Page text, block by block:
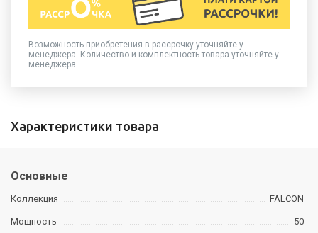
Возможность приобретения в рассрочку уточняйте у
менеджера. Количество и комплектность товара уточняйте у
менеджера.
Характеристики товара
Основные
Коллекция FALCON
Мощность 50